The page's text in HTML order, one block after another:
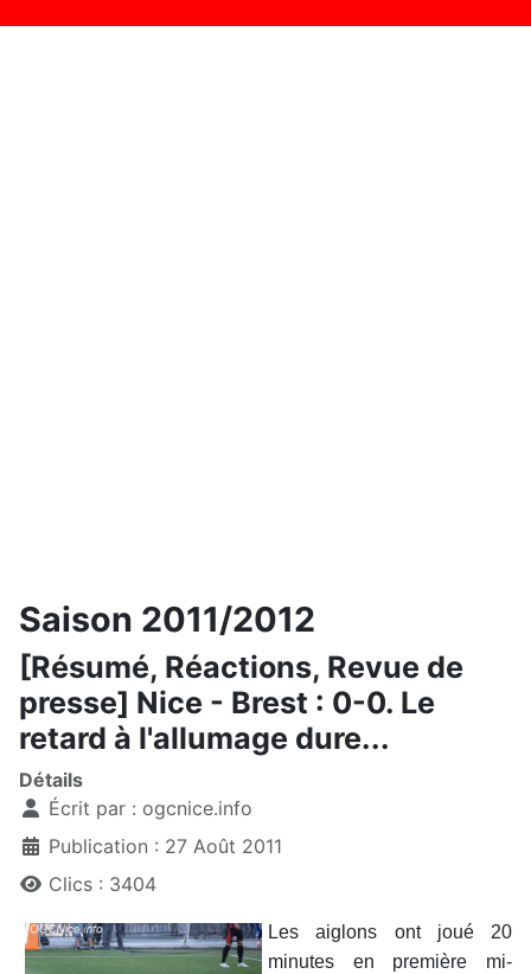
Saison 2011/2012
[Résumé, Réactions, Revue de
presse] Nice - Brest : 0-0. Le
retard à l'allumage dure...
Détails
Écrit par : ogcnice.info
Publication : 27 Août 2011
Clics : 3404
Les aiglons ont joué 20
minutes en première mi-